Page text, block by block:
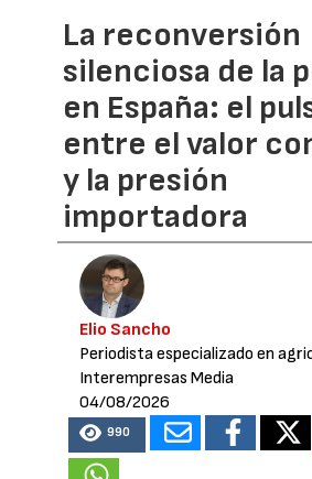
La reconversión
silenciosa de la
en España: el
entre el valor
y la presión
importadora
Elio Sancho
Periodista especializado en
Interempresas Media
04/08/2026
990